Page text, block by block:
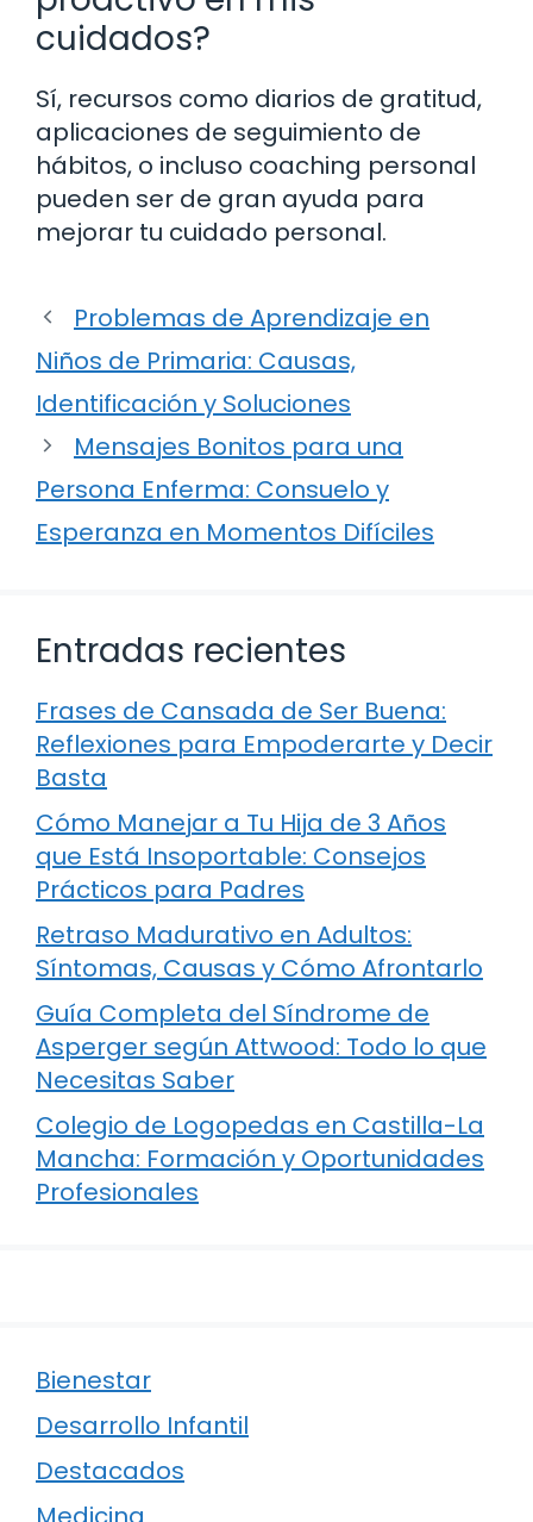
cuidados?
Sí, recursos como diarios de gratitud,
aplicaciones de seguimiento de
hábitos, o incluso coaching personal
pueden ser de gran ayuda para
mejorar tu cuidado personal.
Problemas de Aprendizaje en
Niños de Primaria: Causas,
Identificación y Soluciones
Mensajes Bonitos para una
Persona Enferma: Consuelo y
Esperanza en Momentos Difíciles
Entradas recientes
Frases de Cansada de Ser Buena:
Reflexiones para Empoderarte y Decir
Basta
Cómo Manejar a Tu Hija de 3 Años
que Está Insoportable: Consejos
Prácticos para Padres
Retraso Madurativo en Adultos:
Síntomas, Causas y Cómo Afrontarlo
Guía Completa del Síndrome de
Asperger según Attwood: Todo lo que
Necesitas Saber
Colegio de Logopedas en Castilla-La
Mancha: Formación y Oportunidades
Profesionales
Bienestar
Desarrollo Infantil
Destacados